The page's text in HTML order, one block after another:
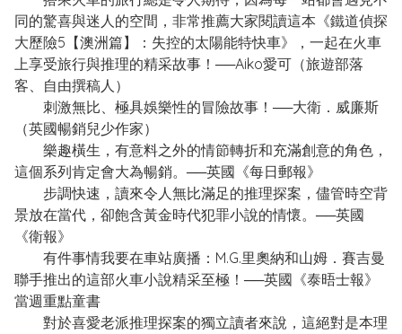
同的驚喜與迷人的空間，非常推薦大家閱讀這本《鐵道偵探
大歷險5【澳洲篇】：失控的太陽能特快車》，一起在火車
上享受旅行與推理的精采故事！──Aiko愛可（旅遊部落
客、自由撰稿人）
刺激無比、極具娛樂性的冒險故事！──大衛．威廉斯
（英國暢銷兒少作家）
樂趣橫生，有意料之外的情節轉折和充滿創意的角色，
這個系列肯定會大為暢銷。──英國《每日郵報》
步調快速，讀來令人無比滿足的推理探案，儘管時空背
景放在當代，卻飽含黃金時代犯罪小說的情懷。──英國
《衛報》
有件事情我要在車站廣播：M.G.里奧納和山姆．賽吉曼
聯手推出的這部火車小說精采至極！──英國《泰晤士報》
當週重點童書
對於喜愛老派推理探案的獨立讀者來說，這絕對是本理